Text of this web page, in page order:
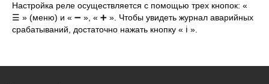
Настройка реле осуществляется с помощью трех кнопок: «
☰ » (меню) и « ➖ », « ➕ ». Чтобы увидеть журнал аварийных
срабатываний, достаточно нажать кнопку « ℹ️ ».